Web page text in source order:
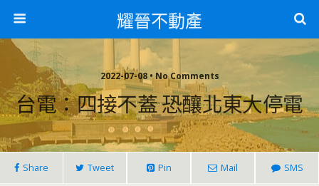
耀晉不動產
2022-07-08 • No Comments
台電：四接不蓋 恐釀北東大停電
Share Tweet Pin Mail SMS